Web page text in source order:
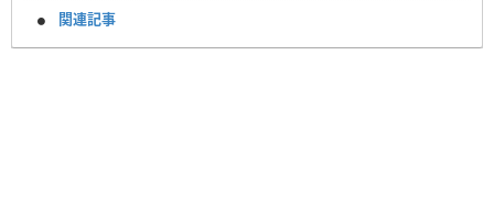
関連記事